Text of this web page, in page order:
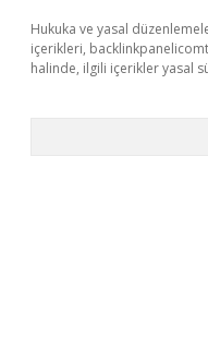
Hukuka ve yasal
içerikleri,
halinde, ilgili içerikler yasal